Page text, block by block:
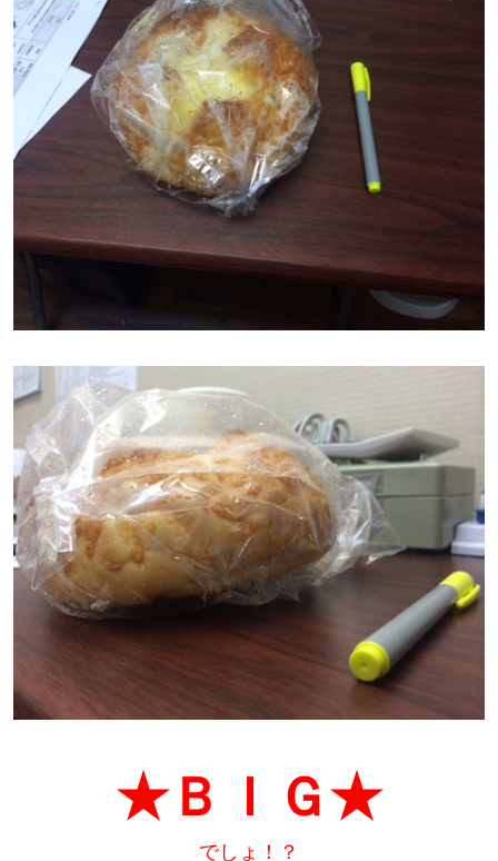
★ＢＩＧ★
でしょ！？